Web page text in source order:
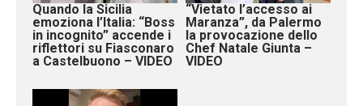
Quando la Sicilia
emoziona l’Italia: “Boss
in incognito” accende i
riflettori su Fiasconaro
a Castelbuono – VIDEO
“Vietato l’accesso ai
Maranza”, da Palermo
la provocazione dello
Chef Natale Giunta –
VIDEO